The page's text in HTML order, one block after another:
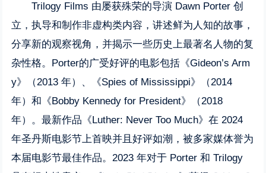
Trilogy Films 由屡获殊荣的导演 Dawn Porter 创
立，执导和制作非虚构类内容，讲述鲜为人知的故事，
分享新的观察视角，并揭示一些历史上最著名人物的复
杂性格。Porter的广受好评的电影包括《Gideon’s Arm
y》（2013 年）、《Spies of Mississippi》（2014
年）和《Bobby Kennedy for President》（2018
年）。最新作品《Luther: Never Too Much》在 2024
年圣丹斯电影节上首映并且好评如潮，被多家媒体誉为
本届电影节最佳作品。2023 年对于 Porter 和 Trilogy